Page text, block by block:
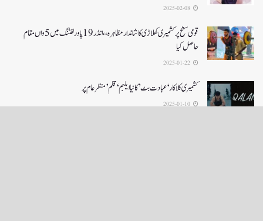
قومی سطح پر کشمیری کھلاڑی کا شاندار مظاہرہ،،انڈر19پاور لفٹنگ میں5واں مقام
حاصل کیا
کشمیری کلاکار ‘عبادت بٹ’ کانیا ایلبم ‘قلم’ منظر عام پر